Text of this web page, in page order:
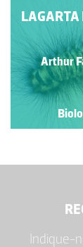
Arthur
LAGARTA
Arthur